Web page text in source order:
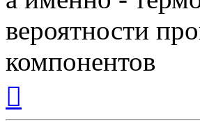
вероятности
компонентов
началу